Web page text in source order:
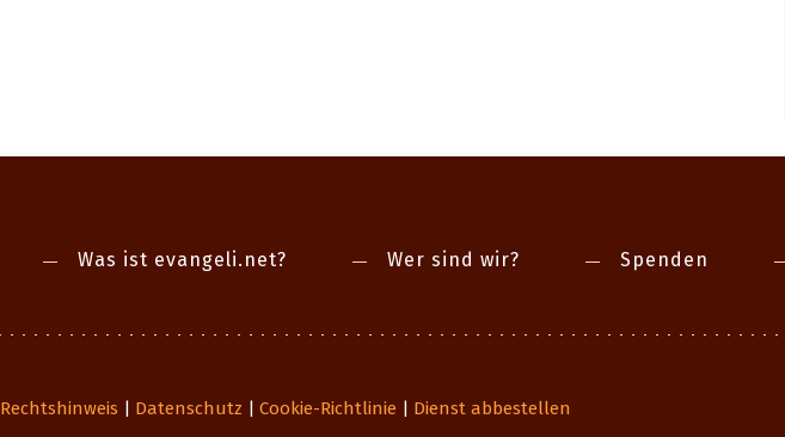
Was ist evangeli.net? Wer sind wir? Spenden
Rechtshinweis Datenschutz Cookie-Richtlinie Dienst abbestellen